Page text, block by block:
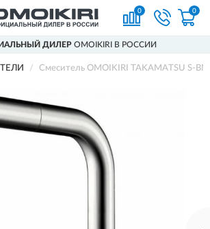
0 0
ДИЛЕР OMOIKIRI В РОССИИ
Смеситель OMOIKIRI TAKAMATSU S-